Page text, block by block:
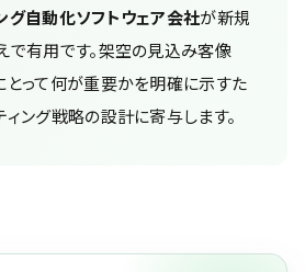
グ自動化ソフトウェア会社が新規
で有用です。架空の見込み客像
とって何が重要かを明確に示すた
ング戦略の設計に寄与します。